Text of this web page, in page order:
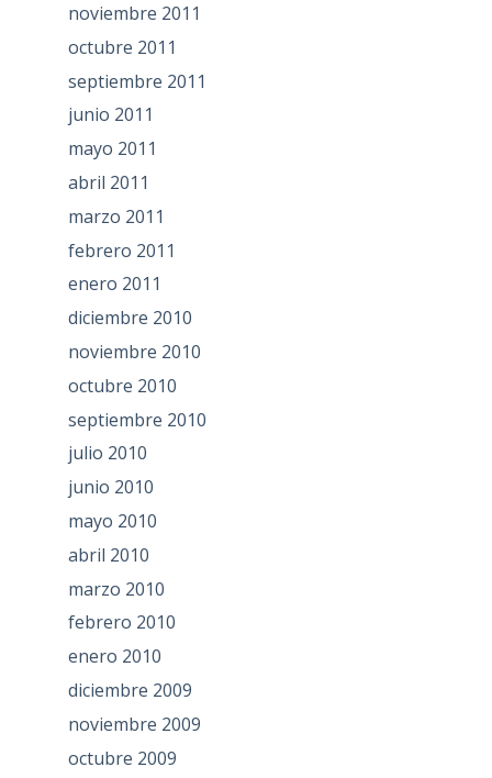
noviembre 2011
octubre 2011
septiembre 2011
junio 2011
mayo 2011
abril 2011
marzo 2011
febrero 2011
enero 2011
diciembre 2010
noviembre 2010
octubre 2010
septiembre 2010
julio 2010
junio 2010
mayo 2010
abril 2010
marzo 2010
febrero 2010
enero 2010
diciembre 2009
noviembre 2009
octubre 2009